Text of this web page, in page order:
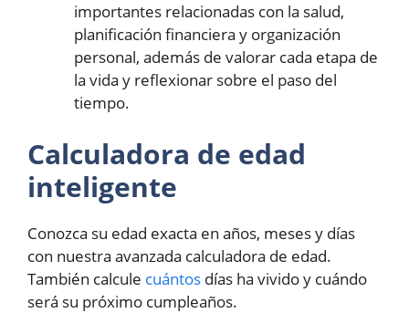
importantes relacionadas con la salud,
planificación financiera y organización
personal, además de valorar cada etapa de
la vida y reflexionar sobre el paso del
tiempo.
Calculadora de edad
inteligente
Conozca su edad exacta en años, meses y días
con nuestra avanzada calculadora de edad.
También calcule cuántos días ha vivido y cuándo
será su próximo cumpleaños.